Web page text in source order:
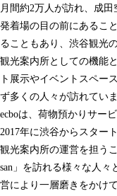
月間約2万人が訪れ、成
発着場の目の前にあるこ
ることもあり、渋谷観光
観光案内所としての機能
ト展示やイベントスペー
ず多くの人々が訪れていま
ecboは、荷物預かりサー
2017年に渋谷からスター
観光案内所の運営を担う
san」を訪れる様々な人
営により一層磨きをかけ